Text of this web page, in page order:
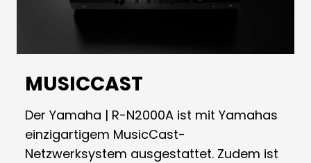
MUSICCAST
Der Yamaha | R-N2000A ist mit Yamahas
einzigartigem MusicCast-
Netzwerksystem ausgestattet. Zudem ist